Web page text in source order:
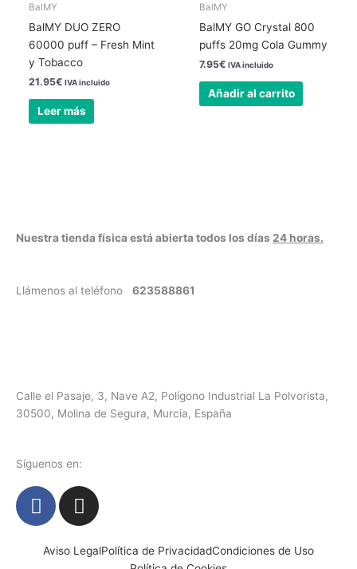
BalMY
BalMY DUO ZERO
60000 puff – Fresh Mint
y Tobacco
21.95€ IVA incluido
Leer más
BalMY
BalMY GO Crystal 800
puffs 20mg Cola Gummy
7.95€ IVA incluido
Añadir al carrito
Nuestra tienda física está abierta todos los días 24 horas.
Llámenos al teléfono 623588861
Calle el Pasaje, 3, Nave A2, Polígono Industrial La Polvorista,
30500, Molina de Segura, Murcia, España
Síguenos en:
F
a
e
I
n
t
Aviso LegalPolítica de PrivacidadCondiciones de Uso